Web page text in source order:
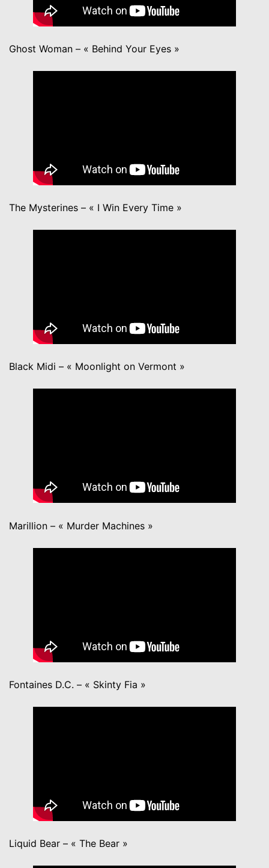
Ghost Woman – « Behind Your Eyes »
The Mysterines – « I Win Every Time »
Black Midi – « Moonlight on Vermont »
Marillion – « Murder Machines »
Fontaines D.C. – « Skinty Fia »
Liquid Bear – « The Bear »